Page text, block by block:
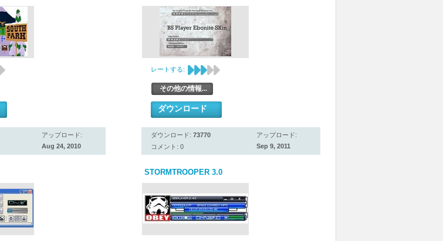
アップロード:
Aug 24, 2010
レートする:
その他の情報...
ダウンロード
ダウンロード: 73770
コメント: 0
アップロード:
Sep 9, 2011
STORMTROOPER 3.0